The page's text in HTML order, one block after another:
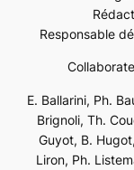
Responsable
E. Ballarini, Ph.
Brignoli, Th.
Guyot, B.
Liron, Ph.